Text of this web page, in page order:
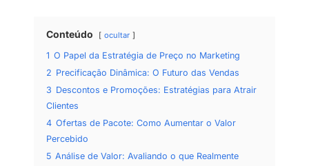
Conteúdo ocultar
1 O Papel da Estratégia de Preço no Marketing
2 Precificação Dinâmica: O Futuro das Vendas
3 Descontos e Promoções: Estratégias para Atrair
Clientes
4 Ofertas de Pacote: Como Aumentar o Valor
Percebido
5 Análise de Valor: Avaliando o que Realmente